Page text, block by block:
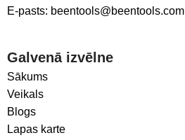
E-pasts: beentools@beentools.com
Galvenā izvēlne
Sākums
Veikals
Blogs
Lapas karte